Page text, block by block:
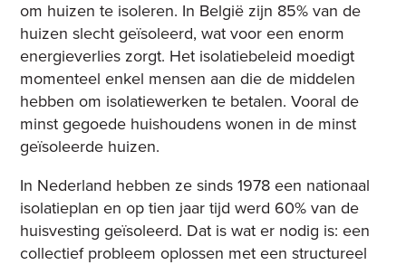
om huizen te isoleren. In België zijn 85% van de
huizen slecht geïsoleerd, wat voor een enorm
energieverlies zorgt. Het isolatiebeleid moedigt
momenteel enkel mensen aan die de middelen
hebben om isolatiewerken te betalen. Vooral de
minst gegoede huishoudens wonen in de minst
geïsoleerde huizen.
In Nederland hebben ze sinds 1978 een nationaal
isolatieplan en op tien jaar tijd werd 60% van de
huisvesting geïsoleerd. Dat is wat er nodig is: een
collectief probleem oplossen met een structureel